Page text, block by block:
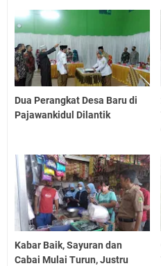
Dua Perangkat Desa Baru di
Pajawankidul Dilantik
Kabar Baik, Sayuran dan
Cabai Mulai Turun, Justru